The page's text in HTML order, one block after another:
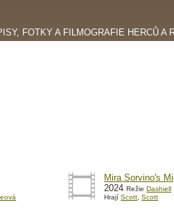
FOTKY A FILMOGRAFIE HERCŮ A
Mira Sorvino's
2024RežieDashiell
HrajíScott ,Scott